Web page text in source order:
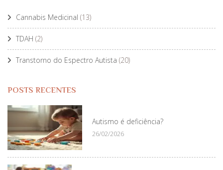
Cannabis Medicinal (13)
TDAH (2)
Transtorno do Espectro Autista (20)
POSTS RECENTES
Autismo é deficiência?
26/02/2026